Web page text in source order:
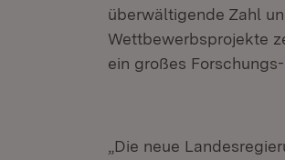
überwältigende Zahl
Wettbewerbsprojekte
ein großes
„Die neue